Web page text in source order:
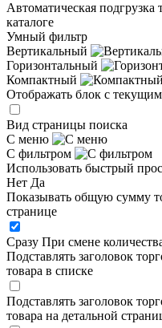
Автоматическая
каталоге
Умный фильтр
Вертикальный
Горизонтальный
Компактный
Отображать блок с
Вид страницы поиска
С меню
С фильтром
Использовать быстрый
Нет Да
Показывать общую сумму
странице
Сразу При смене
Подставлять заголовок
товара в списке
Подставлять заголовок
товара на детальной